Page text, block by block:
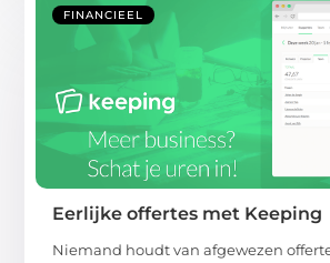
FINANCIEEL
Eerlijke offertes met Keeping
Niemand houdt van afgewezen